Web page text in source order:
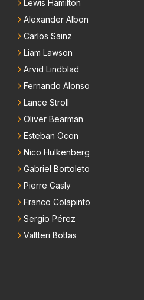
Lewis Hamilton
Alexander Albon
Carlos Sainz
Liam Lawson
Arvid Lindblad
Fernando Alonso
Lance Stroll
Oliver Bearman
Esteban Ocon
Nico Hülkenberg
Gabriel Bortoleto
Pierre Gasly
Franco Colapinto
Sergio Pérez
Valtteri Bottas